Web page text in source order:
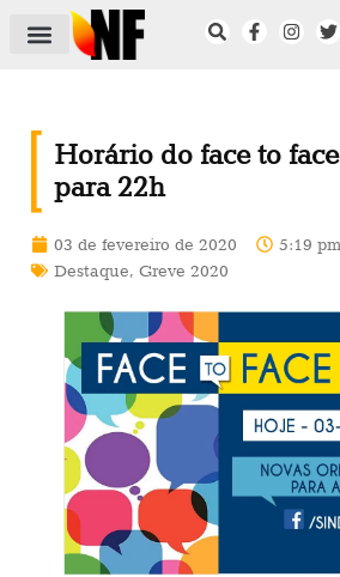
Horário do face to
para 22h
03 de fevereiro de 2020
5:19 pm
Destaque, Greve 2020